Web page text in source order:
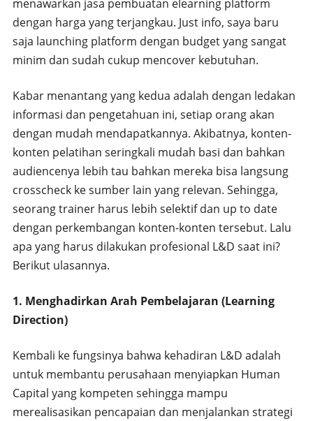
menawarkan jasa pembuatan elearning platform
dengan harga yang terjangkau. Just info, saya baru
saja launching platform dengan budget yang sangat
minim dan sudah cukup mencover kebutuhan.
Kabar menantang yang kedua adalah dengan ledakan
informasi dan pengetahuan ini, setiap orang akan
dengan mudah mendapatkannya. Akibatnya, konten-
konten pelatihan seringkali mudah basi dan bahkan
audiencenya lebih tau bahkan mereka bisa langsung
crosscheck ke sumber lain yang relevan. Sehingga,
seorang trainer harus lebih selektif dan up to date
dengan perkembangan konten-konten tersebut. Lalu
apa yang harus dilakukan profesional L&D saat ini?
Berikut ulasannya.
1. Menghadirkan Arah Pembelajaran (Learning
Direction)
Kembali ke fungsinya bahwa kehadiran L&D adalah
untuk membantu perusahaan menyiapkan Human
Capital yang kompeten sehingga mampu
merealisasikan pencapaian dan menjalankan strategi